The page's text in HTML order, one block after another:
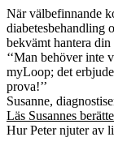
När välbefinnande
diabetesbehandling
bekvämt hantera
‘‘Man behöver inte
myLoop; det
prova!’’
Susanne,
Läs Susannes
Hur Peter njuter av